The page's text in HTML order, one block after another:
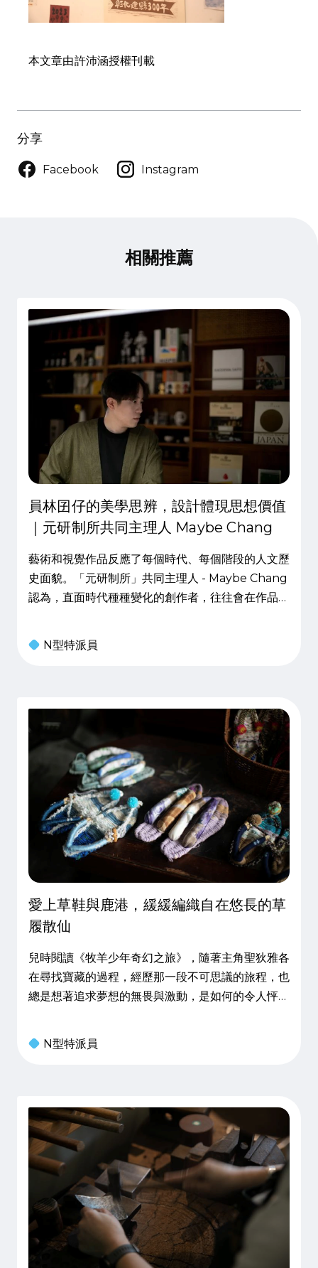
本文章由許沛涵授權刊載
分享
Facebook Instagram
相關推薦
員林囝仔的美學思辨，設計體現思想價值
｜元研制所共同主理人 Maybe Chang
藝術和視覺作品反應了每個時代、每個階段的人文歷
史面貌。「元研制所」共同主理人 - Maybe Chang
認為，直面時代種種變化的創作者，往往會在作品或
反覆咀嚼消化之後，才會轉變成自己的生活經驗，甚
N型特派員
愛上草鞋與鹿港，緩緩編織自在悠長的草
履散仙
兒時閱讀《牧羊少年奇幻之旅》，隨著主角聖狄雅各
在尋找寶藏的過程，經歷那一段不可思議的旅程，也
總是想著追求夢想的無畏與激動，是如何的令人怦然
履散仙創辦人周欣宜聊她和草鞋的故事時，書裡原本
N型特派員